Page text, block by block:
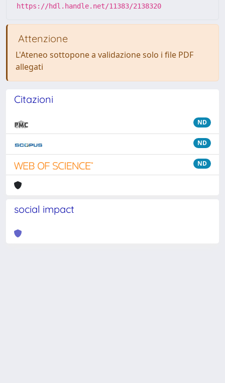
https://hdl.handle.net/11383/2138320
Attenzione
L'Ateneo sottopone a validazione solo i file PDF
allegati
Citazioni
ND
ND
ND
social impact